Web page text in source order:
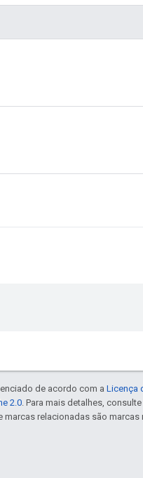
de acordo com a Licença
2.0. Para mais detalhes,
marcas relacionadas são